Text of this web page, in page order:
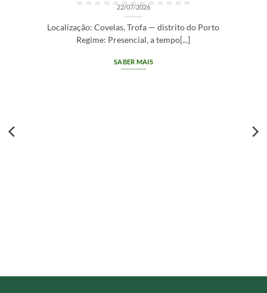
22/07/2026
Localização: Covelas, Trofa — distrito do Porto
Regime: Presencial, a tempo[...]
SABER MAIS